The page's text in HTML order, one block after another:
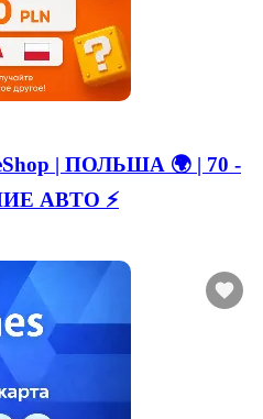
| ПОЛЬША 🌍 | 70 -
АВТО ⚡